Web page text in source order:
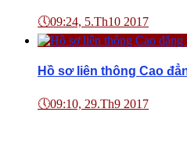
🕔09:24, 5.Th10 2017
Hồ sơ liên thông Cao
🕔09:10, 29.Th9 2017